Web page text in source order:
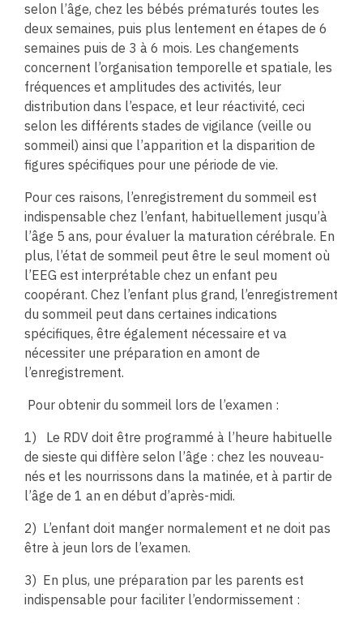
selon l’âge, chez les bébés prématurés toutes les
deux semaines, puis plus lentement en étapes de 6
semaines puis de 3 à 6 mois. Les changements
concernent l’organisation temporelle et spatiale, les
fréquences et amplitudes des activités, leur
distribution dans l’espace, et leur réactivité, ceci
selon les différents stades de vigilance (veille ou
sommeil) ainsi que l’apparition et la disparition de
figures spécifiques pour une période de vie.
Pour ces raisons, l’enregistrement du sommeil est
indispensable chez l’enfant, habituellement jusqu’à
l’âge 5 ans, pour évaluer la maturation cérébrale. En
plus, l’état de sommeil peut être le seul moment où
l’EEG est interprétable chez un enfant peu
coopérant. Chez l’enfant plus grand, l’enregistrement
du sommeil peut dans certaines indications
spécifiques, être également nécessaire et va
nécessiter une préparation en amont de
l’enregistrement.
Pour obtenir du sommeil lors de l’examen :
1)
Le RDV doit être programmé à l’heure habituelle
de sieste qui diffère selon l’âge : chez les nouveau-
nés et les nourrissons dans la matinée, et à partir de
l’âge de 1 an en début d’après-midi.
2) L’enfant doit manger normalement et ne doit pas
être à jeun lors de l’examen.
3) En plus, une préparation par les parents est
indispensable pour faciliter l’endormissement :